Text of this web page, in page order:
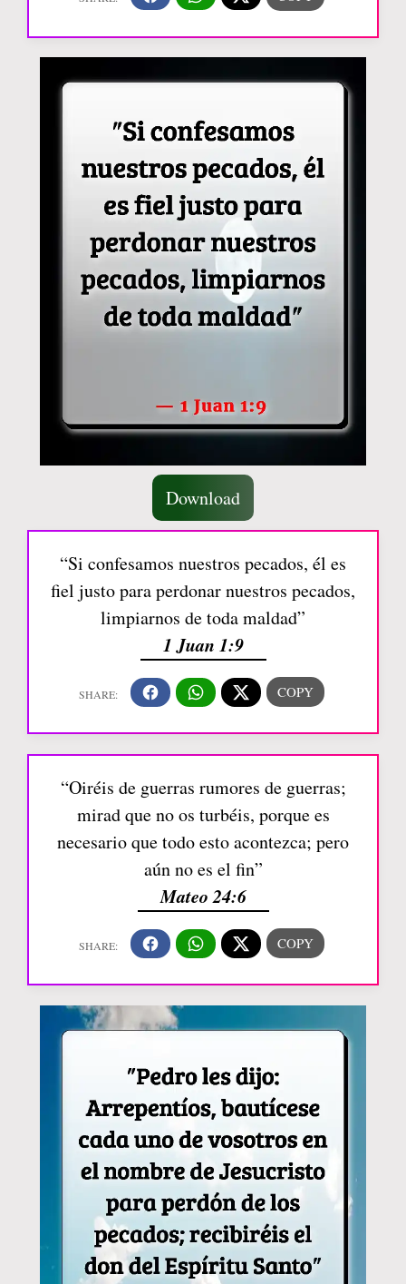
Download
“Si confesamos nuestros pecados, él es
fiel justo para perdonar nuestros pecados,
limpiarnos de toda maldad”
1 Juan 1:9
“Oiréis de guerras rumores de guerras;
mirad que no os turbéis, porque es
necesario que todo esto acontezca; pero
aún no es el fin”
Mateo 24:6